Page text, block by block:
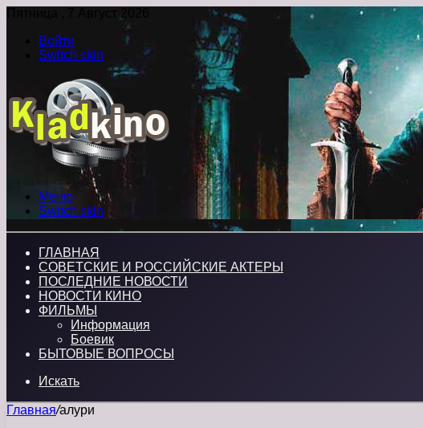
Пятница , 7 Август 2026
Войти
Switch skin
Меню
Switch skin
ГЛАВНАЯ
СОВЕТСКИЕ И РОССИЙСКИЕ АКТЕРЫ
ПОСЛЕДНИЕ НОВОСТИ
НОВОСТИ КИНО
ФИЛЬМЫ
Информация
Боевик
БЫТОВЫЕ ВОПРОСЫ
Искать
Главная/алури